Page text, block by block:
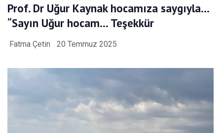
Prof. Dr Uğur Kaynak hocamıza saygıyla…
“Sayın Uğur hocam… Teşekkür
Fatma Çetin 20 Temmuz 2025